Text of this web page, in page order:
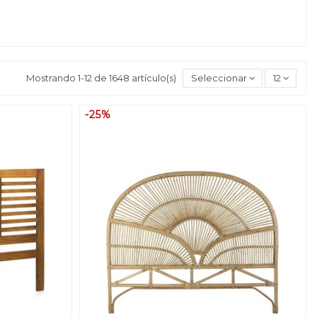
Mostrando 1-12 de 1648 artículo(s) Seleccionar 12
-25%